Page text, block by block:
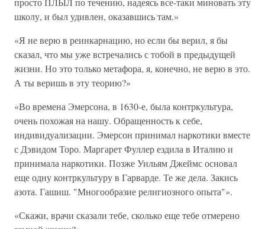
школу, и был удивлен, оказавшись там.»
«Я не верю в реинкарнацию, но если бы верил, я бы
сказал, что мы уже встречались с тобой в предыдущей
жизни. Но это только метафора, я, конечно, не верю в это.
А ты веришь в эту теорию?»
«Во времена Эмерсона, в 1630-е, была контркультура,
очень похожая на нашу. Обращенность к себе,
индивидуализации. Эмерсон принимал наркотики вместе
с Дэвидом Торо. Маргарет Фуллер ездила в Италию и
принимала наркотики. Позже Уильям Джеймс основал
еще одну контркультуру в Гарварде. Те же дела. Закись
азота. Гашиш. "Многообразие религиозного опыта"».
«Скажи, врачи сказали тебе, сколько еще тебе отмерено